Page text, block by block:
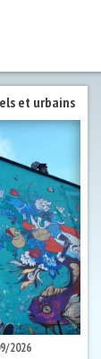
et urbains
2026